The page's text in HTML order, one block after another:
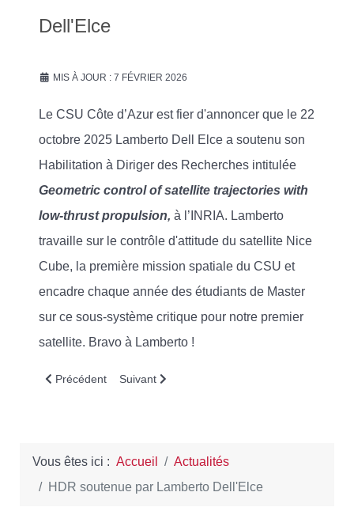
Dell'Elce
MIS À JOUR : 7 FÉVRIER 2026
Le CSU Côte d’Azur est fier d'annoncer que le 22
octobre 2025 Lamberto Dell Elce a soutenu son
Habilitation à Diriger des Recherches intitulée
Geometric control of satellite trajectories with
low-thrust propulsion, à l’INRIA. Lamberto
travaille sur le contrôle d'attitude du satellite Nice
Cube, la première mission spatiale du CSU et
encadre chaque année des étudiants de Master
sur ce sous-système critique pour notre premier
satellite. Bravo à Lamberto !
Article précédent : Revue de faisabilité de la mission
Précédent Article suivant : Les Cubesats changent de
Suivant
Vous êtes ici : Accueil
Actualités
HDR soutenue par Lamberto Dell'Elce